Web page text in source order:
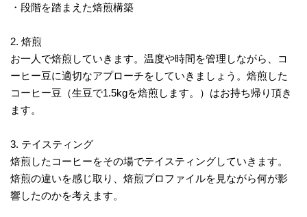
・段階を踏まえた焙煎構築
2. 焙煎
お一人で焙煎していきます。温度や時間を管理しながら、コ
ーヒー豆に適切なアプローチをしていきましょう。焙煎した
コーヒー豆（生豆で1.5kgを焙煎します。）はお持ち帰り頂き
ます。
3. テイスティング
焙煎したコーヒーをその場でテイスティングしていきます。
焙煎の違いを感じ取り、焙煎プロファイルを見ながら何が影
響したのかを考えます。